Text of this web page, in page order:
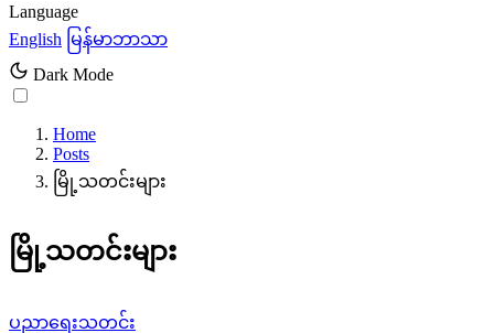
Language
English မြန်မာဘာသာ
Dark Mode
Home
Posts
မြို့သတင်းများ
မြို့သတင်းများ
ပညာရေးသတင်း